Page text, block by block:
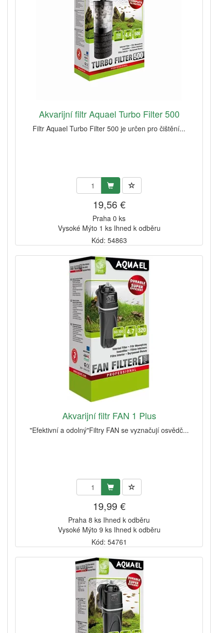
Akvarijní filtr Aquael Turbo Filter 500
Filtr Aquael Turbo Filter 500 je určen pro čištění...
19,56 €
Praha 0 ks
Vysoké Mýto 1 ks Ihned k odběru
Kód: 54863
Akvarijní filtr FAN 1 Plus
"Efektivní a odolný"Filtry FAN se vyznačují osvědč...
19,99 €
Praha 8 ks Ihned k odběru
Vysoké Mýto 9 ks Ihned k odběru
Kód: 54761